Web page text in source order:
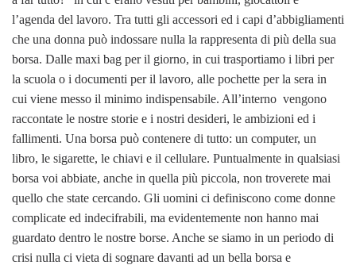
l’agenda del lavoro. Tra tutti gli accessori ed i capi d’abbigliamenti
che una donna può indossare nulla la rappresenta di più della sua
borsa. Dalle maxi bag per il giorno, in cui trasportiamo i libri per
la scuola o i documenti per il lavoro, alle pochette per la sera in
cui viene messo il minimo indispensabile. All’interno vengono
raccontate le nostre storie e i nostri desideri, le ambizioni ed i
fallimenti. Una borsa può contenere di tutto: un computer, un
libro, le sigarette, le chiavi e il cellulare. Puntualmente in qualsiasi
borsa voi abbiate, anche in quella più piccola, non troverete mai
quello che state cercando. Gli uomini ci definiscono come donne
complicate ed indecifrabili, ma evidentemente non hanno mai
guardato dentro le nostre borse. Anche se siamo in un periodo di
crisi nulla ci vieta di sognare davanti ad un bella borsa e